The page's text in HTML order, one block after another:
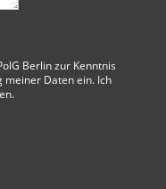
Berlinzur Kenntnis
meiner Daten ein. Ich